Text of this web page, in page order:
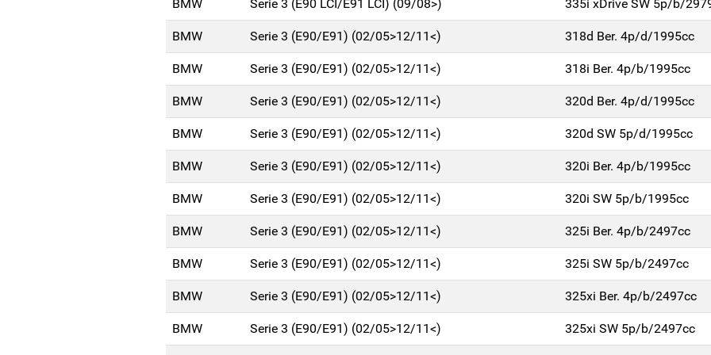
BMW Serie 3 (E90 LCI/E91 LCI) (09/08>) 335i xDrive SW 5p/b/
BMW Serie 3 (E90/E91) (02/05>12/11<) 318d Ber. 4p/d/1995cc
BMW Serie 3 (E90/E91) (02/05>12/11<) 318i Ber. 4p/b/1995cc
BMW Serie 3 (E90/E91) (02/05>12/11<) 320d Ber. 4p/d/1995cc
BMW Serie 3 (E90/E91) (02/05>12/11<) 320d SW 5p/d/1995cc
BMW Serie 3 (E90/E91) (02/05>12/11<) 320i Ber. 4p/b/1995cc
BMW Serie 3 (E90/E91) (02/05>12/11<) 320i SW 5p/b/1995cc
BMW Serie 3 (E90/E91) (02/05>12/11<) 325i Ber. 4p/b/2497cc
BMW Serie 3 (E90/E91) (02/05>12/11<) 325i SW 5p/b/2497cc
BMW Serie 3 (E90/E91) (02/05>12/11<) 325xi Ber. 4p/b/2497cc
BMW Serie 3 (E90/E91) (02/05>12/11<) 325xi SW 5p/b/2497cc